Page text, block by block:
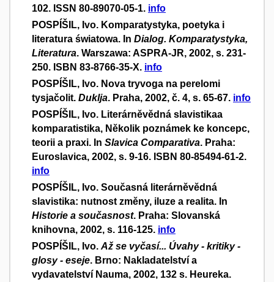
102. ISSN 80-89070-05-1. info
POSPÍŠIL, Ivo. Komparatystyka, poetyka i
literatura światowa. In Dialog. Komparatystyka,
Literatura. Warszawa: ASPRA-JR, 2002, s. 231-
250. ISBN 83-8766-35-X. info
POSPÍŠIL, Ivo. Nova tryvoga na perelomi
tysjačolit. Duklja. Praha, 2002, č. 4, s. 65-67. info
POSPÍŠIL, Ivo. Literárněvědná slavistikaa
komparatistika, Několik poznámek ke koncepc,
teorii a praxi. In Slavica Comparativa. Praha:
Euroslavica, 2002, s. 9-16. ISBN 80-85494-61-2.
info
POSPÍŠIL, Ivo. Současná literárněvědná
slavistika: nutnost změny, iluze a realita. In
Historie a současnost. Praha: Slovanská
knihovna, 2002, s. 116-125. info
POSPÍŠIL, Ivo. Až se vyčasí... Úvahy - kritiky -
glosy - eseje. Brno: Nakladatelství a
vydavatelství Nauma, 2002, 132 s. Heureka.